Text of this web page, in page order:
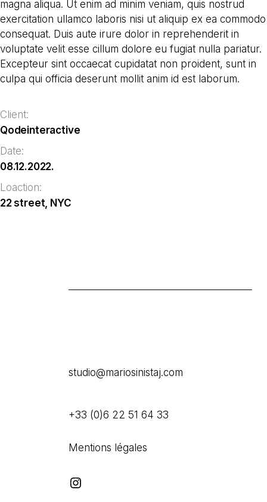
magna aliqua. Ut enim ad minim veniam, quis nostrud
exercitation ullamco laboris nisi ut aliquip ex ea commodo
consequat. Duis aute irure dolor in reprehenderit in
voluptate velit esse cillum dolore eu fugiat nulla pariatur.
Excepteur sint occaecat cupidatat non proident, sunt in
culpa qui officia deserunt mollit anim id est laborum.
Client:
Qodeinteractive
Date:
08.12.2022.
Loaction:
22 street, NYC
studio@mariosinistaj.com
+33 (0)6 22 51 64 33
Mentions légales
Instagram